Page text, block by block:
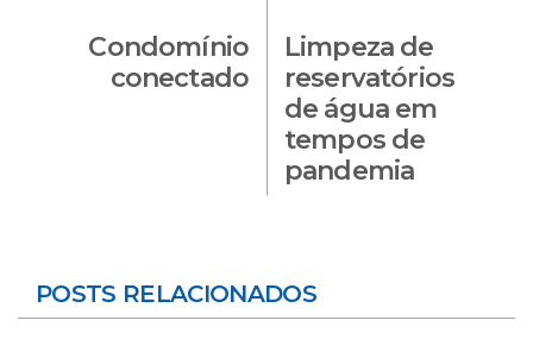
Condomínio
conectado
Limpeza de
reservatórios
de água em
tempos de
pandemia
POSTS RELACIONADOS